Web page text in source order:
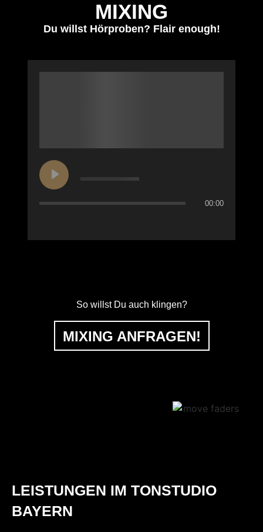
MIXING
Du willst Hörproben? Flair enough!
00:00
So willst Du auch klingen?
MIXING ANFRAGEN!
LEISTUNGEN IM TONSTUDIO
BAYERN